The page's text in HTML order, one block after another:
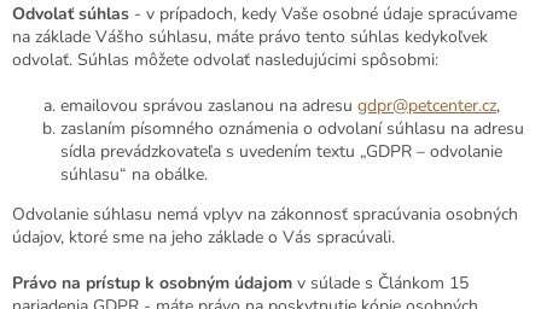
Odvolať súhlas - v prípadoch, kedy Vaše osobné údaje spracúvame
na základe Vášho súhlasu, máte právo tento súhlas kedykoľvek
odvolať. Súhlas môžete odvolať nasledujúcimi spôsobmi:
emailovou správou zaslanou na adresu gdpr@petcenter.cz,
zaslaním písomného oznámenia o odvolaní súhlasu na adresu
sídla prevádzkovateľa s uvedením textu „GDPR – odvolanie
súhlasu“ na obálke.
Odvolanie súhlasu nemá vplyv na zákonnosť spracúvania osobných
údajov, ktoré sme na jeho základe o Vás spracúvali.
Právo na prístup k osobným údajom v súlade s Článkom 15